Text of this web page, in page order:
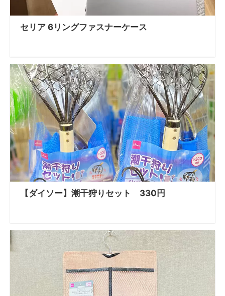
セリア 6リングファスナーケース
【ダイソー】潮干狩りセット 330円